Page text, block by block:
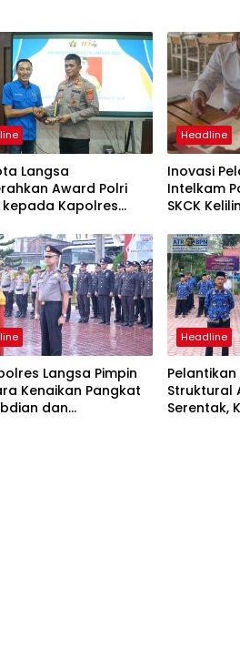
Langsa
Award Polri
kepada Kapolres
Headline
Inovasi
Intelkam
SKCK
dan
Langsa Pimpin
Kenaikan Pangkat
dan
Headline
Struktural
Serentak,